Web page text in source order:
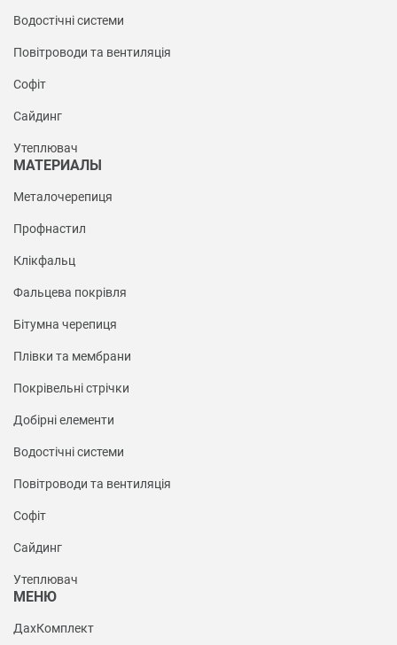
Водостічні системи
Повітроводи та вентиляція
Софіт
Сайдинг
Утеплювач
МАТЕРИАЛЫ
Металочерепиця
Профнастил
Клікфальц
Фальцева покрівля
Бітумна черепиця
Плівки та мембрани
Покрівельні стрічки
Добірні елементи
Водостічні системи
Повітроводи та вентиляція
Софіт
Сайдинг
Утеплювач
МЕНЮ
ДахКомплект